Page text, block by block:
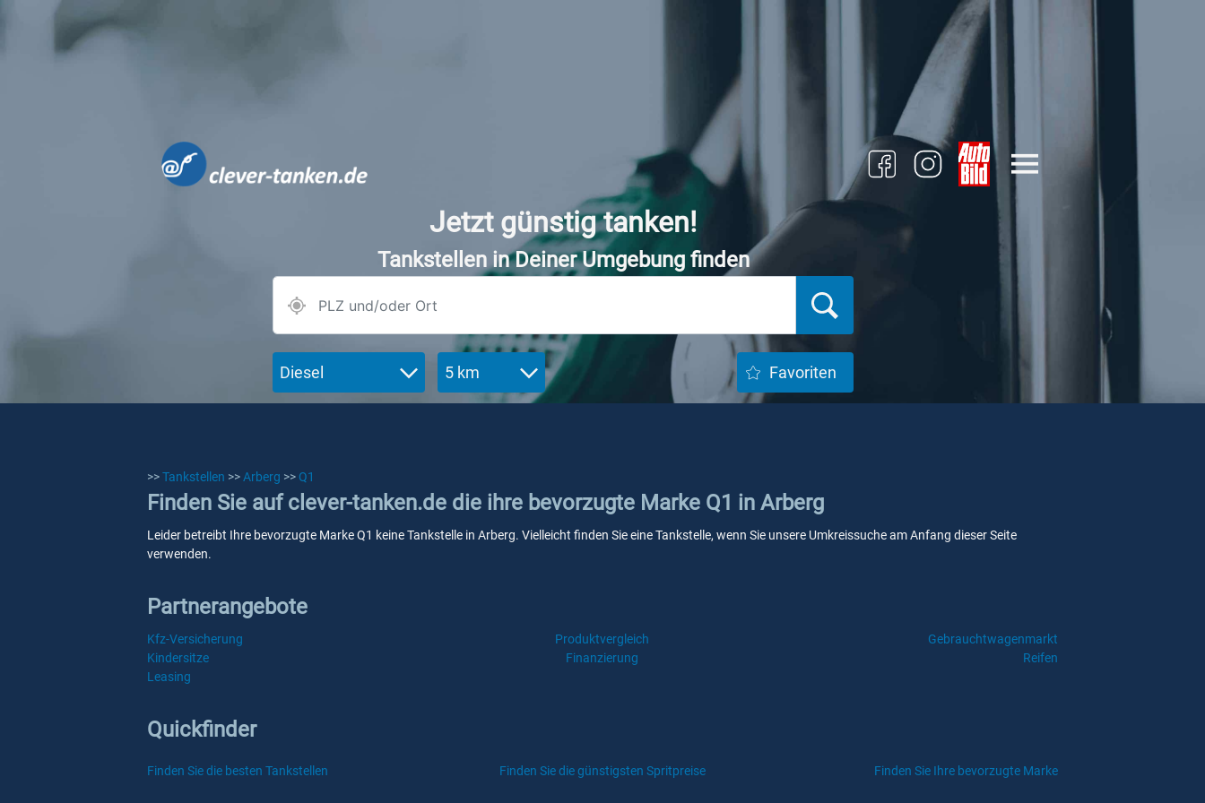
Jetzt günstig tanken!
Tankstellen in Deiner Umgebung finden
Diesel 5 km Favoriten
>>Tankstellen >>Arberg >> Q1
Finden Sie auf clever-tanken.de die ihre bevorzugte Marke Q1 in Arberg
Leider betreibt Ihre bevorzugte Marke Q1 keine Tankstelle in Arberg. Vielleicht finden Sie eine Tankstelle, wenn Sie unsere Umkreissuche am Anfang dieser Seite
verwenden.
Partnerangebote
Kfz-Versicherung Produktvergleich
Gebrauchtwagenmarkt
Kindersitze
Finanzierung
Reifen
Leasing
Quickfinder
Finden Sie die besten Tankstellen Finden Sie die günstigsten Spritpreise Finden Sie Ihre bevorzugte Marke